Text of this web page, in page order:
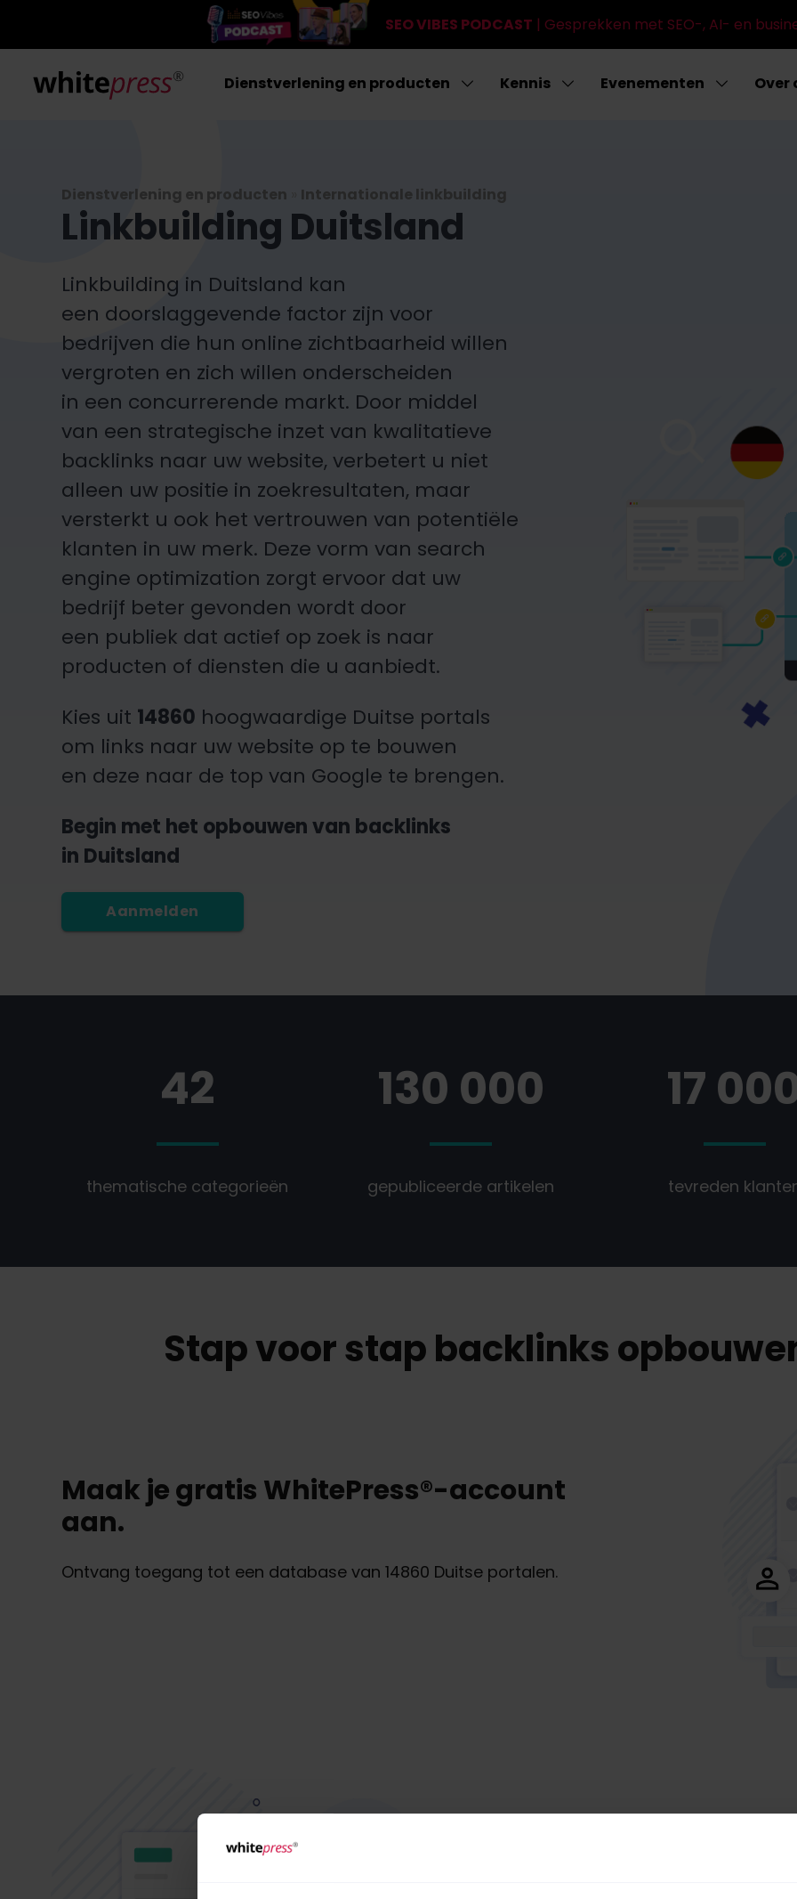
SEO VIBES PODCAST | Gesprekken met SEO-, AI- en
Dienstverlening en producten Kennis Evenementen Over
Dienstverlening en producten Internationale linkbuilding
Linkbuilding Duitsland
Linkbuilding in Duitsland kan
een doorslaggevende factor zijn voor
bedrijven die hun online zichtbaarheid willen
vergroten en zich willen onderscheiden
in een concurrerende markt. Door middel
van een strategische inzet van kwalitatieve
backlinks naar uw website, verbetert u niet
alleen uw positie in zoekresultaten, maar
versterkt u ook het vertrouwen van potentiële
klanten in uw merk. Deze vorm van search
engine optimization zorgt ervoor dat uw
bedrijf beter gevonden wordt door
een publiek dat actief op zoek is naar
producten of diensten die u aanbiedt.
Kies uit 14860 hoogwaardige Duitse portals
om links naar uw website op te bouwen
en deze naar de top van Google te brengen.
Begin met het opbouwen van backlinks
in Duitsland
Aanmelden
42
thematische categorieën
130 000
gepubliceerde artikelen
17
tevreden
Stap voor stap backlinks
Maak je gratis WhitePress®-account
aan.
Ontvang toegang tot een database van 14860 Duitse portalen.
WhitePress®